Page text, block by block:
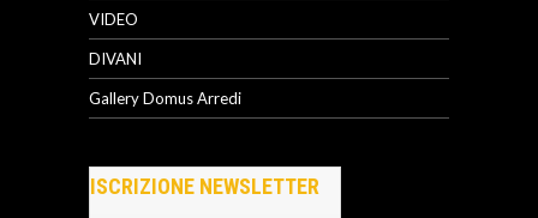
VIDEO
DIVANI
Gallery Domus Arredi
ISCRIZIONE NEWSLETTER